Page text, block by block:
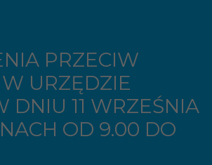
PRZECIW
URZĘDZIE
DNIU 11 WRZEŚNIA
OD 9.00 DO